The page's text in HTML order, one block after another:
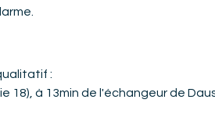
:
à 13min de l'échangeur de